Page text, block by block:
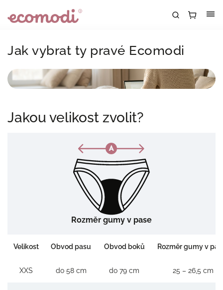
Jak vybrat ty pravé Ecomodi
Jakou velikost zvolit?
Velikost Obvod pasu Obvod boků Rozměr gumy v
XXS do 58 cm do 79 cm 25 – 26,5 cm
Rozměr gumy v pase